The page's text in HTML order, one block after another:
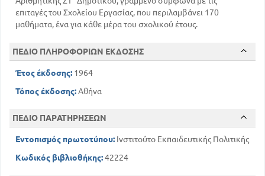
επιταγές του Σχολείου Εργασίας, που περιλαμβάνει 170
μαθήματα, ένα για κάθε μέρα του σχολικού έτους.
ΠΕΔΙΟ ΠΛΗΡΟΦΟΡΙΩΝ ΕΚΔΟΣΗΣ
Έτος έκδοσης: 1964
Τόπος έκδοσης:Αθήνα
ΠΕΔΙΟ ΠΑΡΑΤΗΡΗΣΕΩΝ
Εντοπισμός πρωτοτύπου: Ινστιτούτο Εκπαιδευτικής Πολιτικής
Κωδικός βιβλιοθήκης:42224